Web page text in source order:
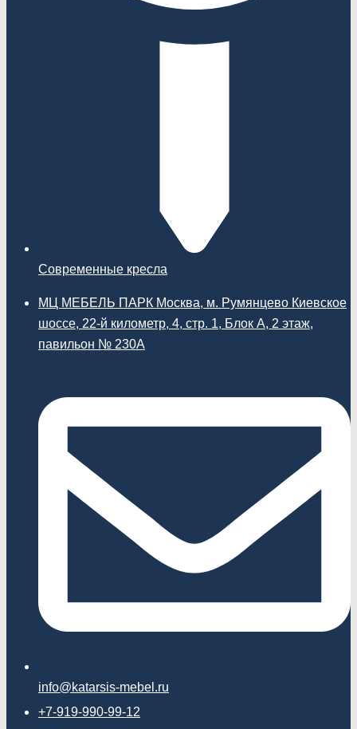
Современные кресла
МЦ МЕБЕЛЬ ПАРК Москва, м. Румянцево Киевское
шоссе, 22-й километр, 4, стр. 1, Блок А, 2 этаж,
павильон № 230А
info@katarsis-mebel.ru
+7-919-990-99-12